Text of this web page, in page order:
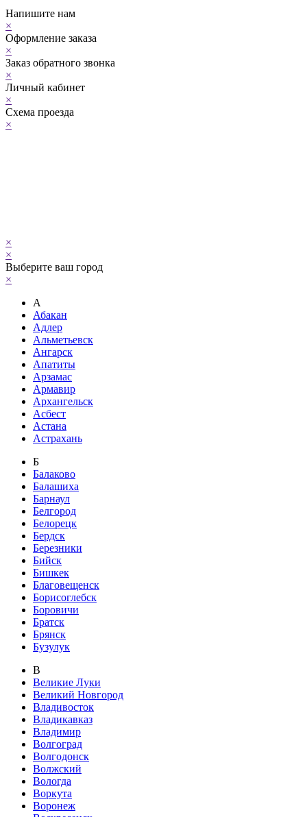
Напишите нам
×
Оформление заказа
×
Заказ обратного звонка
×
Личный кабинет
×
Схема проезда
×
×
×
Выберите ваш город
×
А
Абакан
Адлер
Альметьевск
Ангарск
Апатиты
Арзамас
Армавир
Архангельск
Асбест
Астана
Астрахань
Б
Балаково
Балашиха
Барнаул
Белгород
Белорецк
Бердск
Березники
Бийск
Бишкек
Благовещенск
Борисоглебск
Боровичи
Братск
Брянск
Бузулук
В
Великие Луки
Великий Новгород
Владивосток
Владикавказ
Владимир
Волгоград
Волгодонск
Волжский
Вологда
Воркута
Воронеж